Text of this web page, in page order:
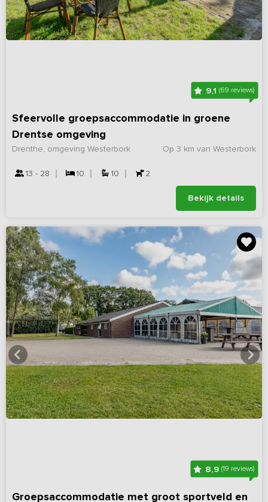
9,1(69 reviews)
Sfeervolle groepsaccommodatie in groene
Drentse omgeving
Op 3 km van Westerbork
Drenthe, omgeving Westerbork
13 - 28 10 10 2
Bekijk details
8,9(19 reviews)
Groepsaccommodatie met groot sportveld en